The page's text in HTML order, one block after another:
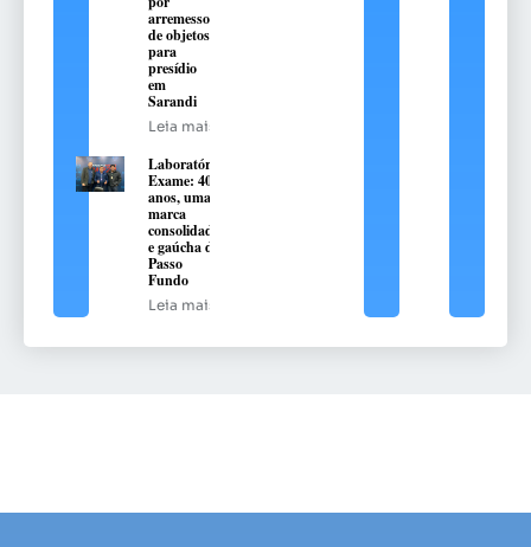
arremesso
de objetos
para
presídio
em
Sarandi
Leia mais
Laboratório
Exame: 40
anos, uma
marca
consolidada
e gaúcha de
Passo
Fundo
Leia mais